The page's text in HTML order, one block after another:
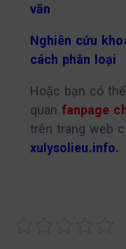
văn
Nghiên cứu
cách phân loại
Hoặc bạn có
quan fanpage
trên trang web
xulysolieu.info.